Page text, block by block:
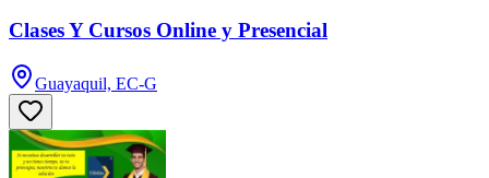
Clases Y Cursos Online y Presencial
Guayaquil, EC-G